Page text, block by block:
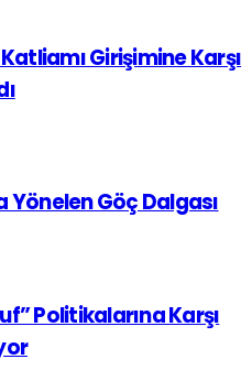
Girişimine Karşı
Yönelen Göç Dalgası
Politikalarına Karşı